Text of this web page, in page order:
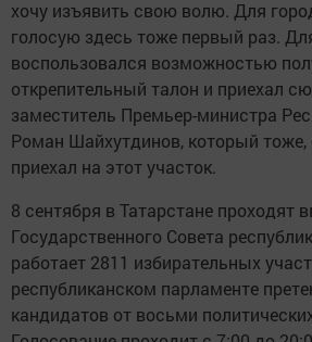
хочу изъявить свою волю. Для
голосую здесь тоже первый раз.
воспользовался возможностью
открепительный талон и приехал
заместитель Премьер-министра
Роман Шайхутдинов, который
приехал на этот участок.
8 сентября в Татарстане проходят
Государственного Совета
работает 2811 избирательных
республиканском парламенте
кандидатов от восьми